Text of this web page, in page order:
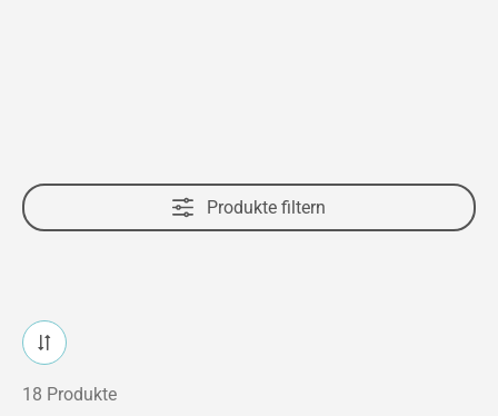
Produkte filtern
18 Produkte